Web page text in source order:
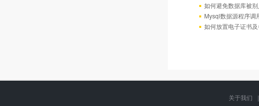
如何避免数据库被别
Mysql数据源程序调
如何放置电子证书
关于我们 |